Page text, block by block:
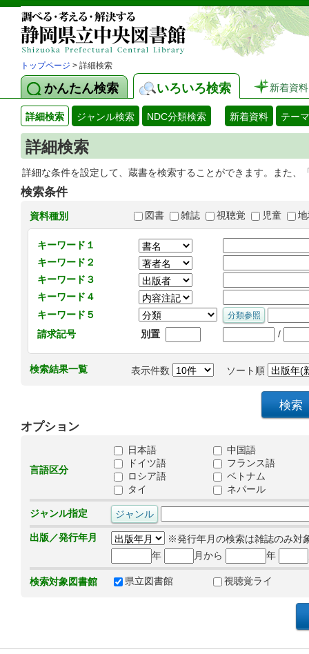
トップページ > 詳細検索
かんたん検索 いろいろ検索 新着資料
詳細検索 ジャンル検索 NDC分類検索 新着資料 テー
詳細検索
詳細な条件を設定して、蔵書を検索することができます。また
検索条件
資料種別 図書 雑誌 視聴覚 児童
キーワード１
キーワード２
キーワード３
キーワード４
キーワード５
請求記号
別置 /
検索結果一覧 表示件数 ソート順
オプション
言語区分
日本語
中国語
ドイツ語
フランス語
ロシア語
ベトナム
タイ
ネパール
ジャンル指定
出版／発行年月
※発行年月の検索は雑誌のみ対
年
月から 年
検索対象図書館 県立図書館 視聴覚ライ